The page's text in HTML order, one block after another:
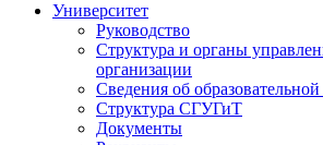
Университет
Руководство
Структура и органы
организации
Сведения об
Структура СГУГиТ
Документы